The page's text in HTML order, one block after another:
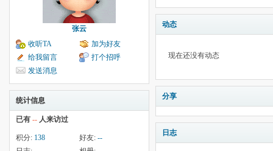
张云
收听TA
加为好友
给我留言
打个招呼
发送消息
统计信息
已有 -- 人来访过
积分: 138 好友: --
动态
现在还没有动态
分享
日志